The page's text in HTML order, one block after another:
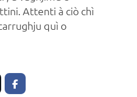
Attenti à ciò chì
quì o
Twitter